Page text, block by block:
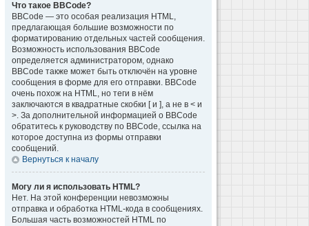
Что такое BBCode?
BBCode — это особая реализация HTML,
предлагающая большие возможности по
форматированию отдельных частей сообщения.
Возможность использования BBCode
определяется администратором, однако
BBCode также может быть отключён на уровне
сообщения в форме для его отправки. BBCode
очень похож на HTML, но теги в нём
заключаются в квадратные скобки [ и ], а не в < и
>. За дополнительной информацией о BBCode
обратитесь к руководству по BBCode, ссылка на
которое доступна из формы отправки
сообщений.
Вернуться к началу
Могу ли я использовать HTML?
Нет. На этой конференции невозможны
отправка и обработка HTML-кода в сообщениях.
Большая часть возможностей HTML по